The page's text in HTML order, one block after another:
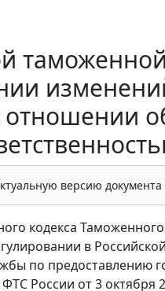
отношении
версию
кодекса
в
по предоставлению
России от 3 октября